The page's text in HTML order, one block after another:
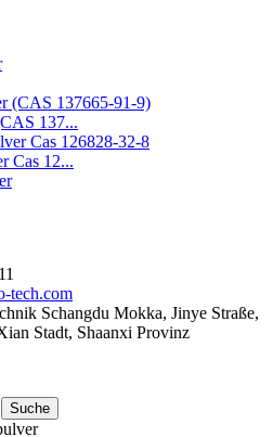
137...
Cas 12...
tech.com
Schangdu Mokka, Jinye Straße,
Stadt, Shaanxi Provinz
Suche